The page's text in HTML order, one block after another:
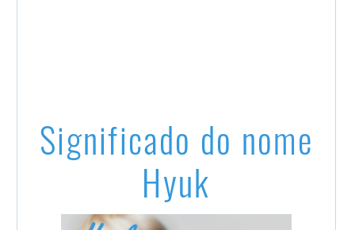
Significado do nome
Hyuk